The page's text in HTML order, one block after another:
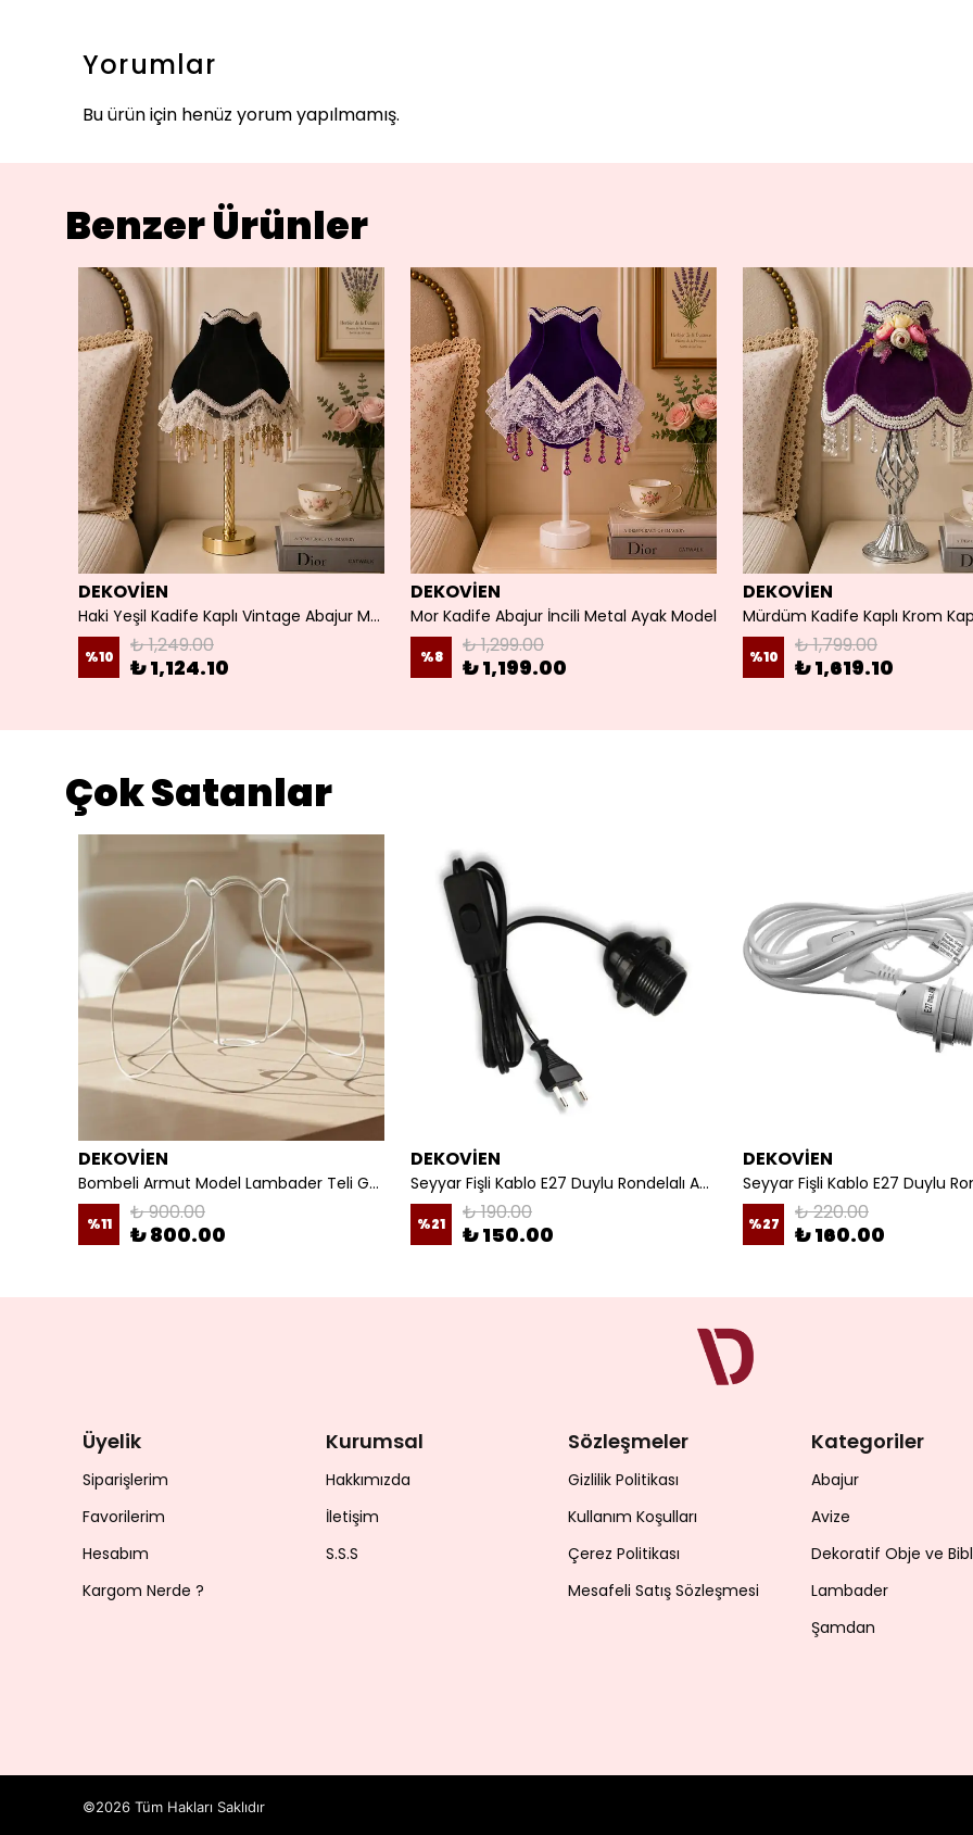
Yorumlar
Bu ürün için henüz yorum yapılmamış.
Benzer Ürünler
DEKOVİEN
Haki Yeşil Kadife Kaplı Vintage Abajur Metal Ayak
%10 ₺ 1,249.00
₺ 1,124.10
DEKOVİEN
Mor Kadife Abajur İncili Metal Ayak Model
%8 ₺ 1,299.00
₺ 1,199.00
DEKOVİEN
%10 ₺ 1,799.00
₺ 1,619.10
Çok Satanlar
DEKOVİEN
Bombeli Armut Model Lambader Teli Galvaniz
%11 ₺ 900.00
₺ 800.00
DEKOVİEN
Seyyar Fişli Kablo E27 Duylu Rondelalı Anahtarlı Kablo Arapuarlı Abajur Kablo
%21 ₺ 190.00
₺ 150.00
DEKOVİEN
%27 ₺ 220.00
₺ 160.00
Üyelik
Siparişlerim
Favorilerim
Hesabım
Kargom Nerde ?
Kurumsal
Hakkımızda
İletişim
S.S.S
Sözleşmeler
Gizlilik Politikası
Kullanım Koşulları
Çerez Politikası
Mesafeli Satış Sözleşmesi
Kategoriler
Abajur
Avize
Dekoratif Obje ve
Lambader
Şamdan
©2026 Tüm Hakları Saklıdır